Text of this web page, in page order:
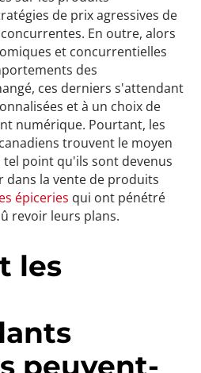
de prix agressives de
En outre, alors
et concurrentielles
des
ces derniers s'attendant
et à un choix de
numérique. Pourtant, les
trouvent le moyen
point qu'ils sont devenus
dans la vente de produits
épiceries qui ont pénétré
revoir leurs plans.
les
peuvent-